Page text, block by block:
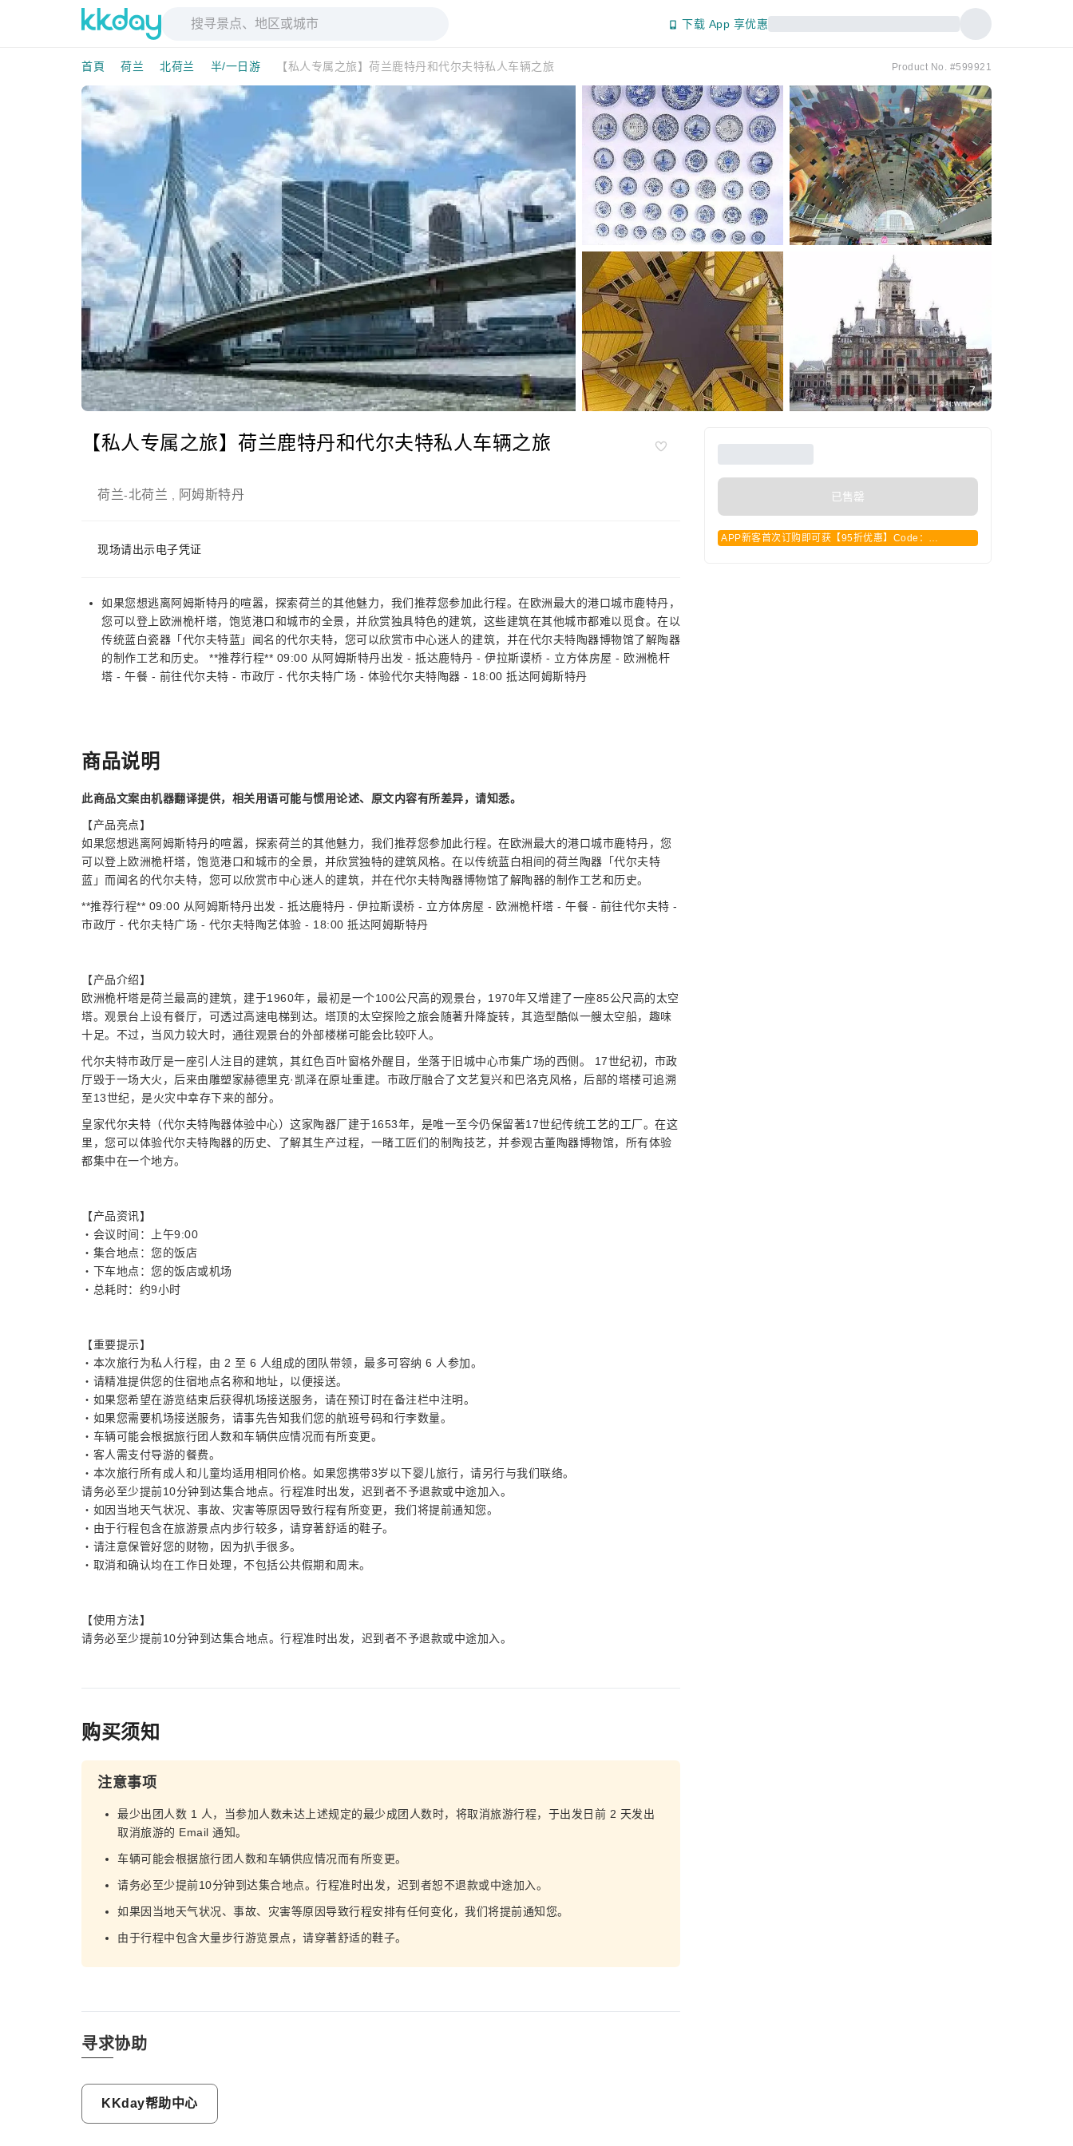
下载 App 享优惠
首頁 荷兰 北荷兰 半/一日游 【私人专属之旅】荷兰鹿特丹和代尔夫特私人车辆之旅 Product No. #599921
7
【私人专属之旅】荷兰鹿特丹和代尔夫特私人车辆之旅
荷兰-北荷兰 阿姆斯特丹
现场请出示电子凭证
如果您想逃离阿姆斯特丹的喧嚣，探索荷兰的其他魅力，我们推荐您参加此行程。在欧洲最大的港口城市鹿特丹，
您可以登上欧洲桅杆塔，饱览港口和城市的全景，并欣赏独具特色的建筑，这些建筑在其他城市都难以觅食。在以
传统蓝白瓷器「代尔夫特蓝」闻名的代尔夫特，您可以欣赏市中心迷人的建筑，并在代尔夫特陶器博物馆了解陶器
的制作工艺和历史。 **推荐行程** 09:00 从阿姆斯特丹出发 - 抵达鹿特丹 - 伊拉斯谟桥 - 立方体房屋 - 欧洲桅杆
塔 - 午餐 - 前往代尔夫特 - 市政厅 - 代尔夫特广场 - 体验代尔夫特陶器 - 18:00 抵达阿姆斯特丹
已售罄
APP新客首次订购即可获【95折优惠】Code：
商品说明
此商品文案由机器翻译提供，相关用语可能与惯用论述、原文内容有所差异，请知悉。
【产品亮点】
如果您想逃离阿姆斯特丹的喧嚣，探索荷兰的其他魅力，我们推荐您参加此行程。在欧洲最大的港口城市鹿特丹，您
可以登上欧洲桅杆塔，饱览港口和城市的全景，并欣赏独特的建筑风格。在以传统蓝白相间的荷兰陶器「代尔夫特
蓝」而闻名的代尔夫特，您可以欣赏市中心迷人的建筑，并在代尔夫特陶器博物馆了解陶器的制作工艺和历史。
**推荐行程** 09:00 从阿姆斯特丹出发 - 抵达鹿特丹 - 伊拉斯谟桥 - 立方体房屋 - 欧洲桅杆塔 - 午餐 - 前往代尔夫特 -
市政厅 - 代尔夫特广场 - 代尔夫特陶艺体验 - 18:00 抵达阿姆斯特丹
【产品介绍】
欧洲桅杆塔是荷兰最高的建筑，建于1960年，最初是一个100公尺高的观景台，1970年又增建了一座85公尺高的太空
塔。观景台上设有餐厅，可透过高速电梯到达。塔顶的太空探险之旅会随著升降旋转，其造型酷似一艘太空船，趣味
十足。不过，当风力较大时，通往观景台的外部楼梯可能会比较吓人。
代尔夫特市政厅是一座引人注目的建筑，其红色百叶窗格外醒目，坐落于旧城中心市集广场的西侧。 17世纪初，市政
厅毁于一场大火，后来由雕塑家赫德里克·凯泽在原址重建。市政厅融合了文艺复兴和巴洛克风格，后部的塔楼可追溯
至13世纪，是火灾中幸存下来的部分。
皇家代尔夫特（代尔夫特陶器体验中心）这家陶器厂建于1653年，是唯一至今仍保留著17世纪传统工艺的工厂。在这
里，您可以体验代尔夫特陶器的历史、了解其生产过程，一睹工匠们的制陶技艺，并参观古董陶器博物馆，所有体验
都集中在一个地方。
【产品资讯】
・会议时间：上午9:00
・集合地点：您的饭店
・下车地点：您的饭店或机场
・总耗时：约9小时
【重要提示】
・本次旅行为私人行程，由 2 至 6 人组成的团队带领，最多可容纳 6 人参加。
・请精准提供您的住宿地点名称和地址，以便接送。
・如果您希望在游览结束后获得机场接送服务，请在预订时在备注栏中注明。
・如果您需要机场接送服务，请事先告知我们您的航班号码和行李数量。
・车辆可能会根据旅行团人数和车辆供应情况而有所变更。
・客人需支付导游的餐费。
・本次旅行所有成人和儿童均适用相同价格。如果您携带3岁以下婴儿旅行，请另行与我们联络。
请务必至少提前10分钟到达集合地点。行程准时出发，迟到者不予退款或中途加入。
・如因当地天气状况、事故、灾害等原因导致行程有所变更，我们将提前通知您。
・由于行程包含在旅游景点内步行较多，请穿著舒适的鞋子。
・请注意保管好您的财物，因为扒手很多。
・取消和确认均在工作日处理，不包括公共假期和周末。
【使用方法】
请务必至少提前10分钟到达集合地点。行程准时出发，迟到者不予退款或中途加入。
购买须知
注意事项
最少出团人数 1 人，当参加人数未达上述规定的最少成团人数时，将取消旅游行程，于出发日前 2 天发出
取消旅游的 Email 通知。
车辆可能会根据旅行团人数和车辆供应情况而有所变更。
请务必至少提前10分钟到达集合地点。行程准时出发，迟到者恕不退款或中途加入。
如果因当地天气状况、事故、灾害等原因导致行程安排有任何变化，我们将提前通知您。
由于行程中包含大量步行游览景点，请穿著舒适的鞋子。
寻求协助
KKday帮助中心